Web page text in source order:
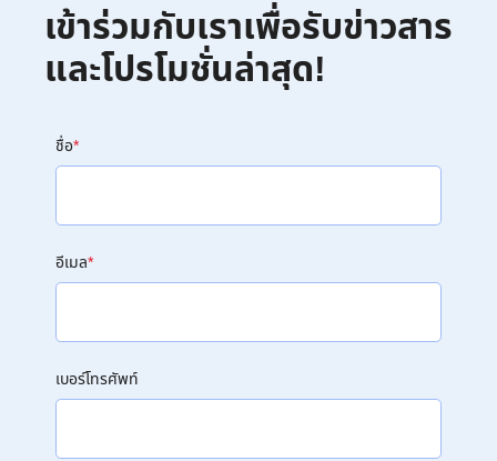
เข้าร่วมกับเราเพื่อรับข่าวสาร
และโปรโมชั่นล่าสุด!
ชื่อ*
อีเมล*
เบอร์โทรศัพท์